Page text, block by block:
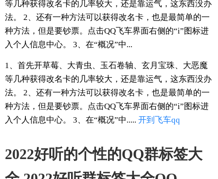
等几种获得改名卡的几率较大，还是靠运气，这东西没办
法。 2、还有一种方法可以获得改名卡，也是最简单的一
种方法，但是要钞票。点击QQ飞车界面右侧的“i”图标进
入个人信息中心。 3、在“概况”中...
1、首先开草莓、大青虫、玉石卷轴、玄月宝珠、大恶魔
等几种获得改名卡的几率较大，还是靠运气，这东西没办
法。 2、还有一种方法可以获得改名卡，也是最简单的一
种方法，但是要钞票。点击QQ飞车界面右侧的“i”图标进
入个人信息中心。 3、在“概况”中..... 开到 飞车qq
2022好听的个性的QQ群标签大